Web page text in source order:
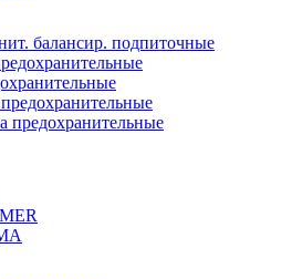
балансир. подпиточные
предохранительные